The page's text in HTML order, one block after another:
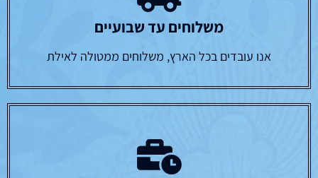
משלוחים עד שבועיים
אנו עובדים בכל הארץ, משלוחים ממטולה לאילת